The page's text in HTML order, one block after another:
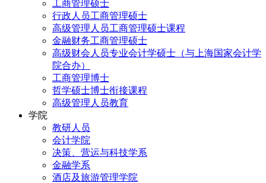
工商管理硕士
行政人员工商管理硕士
高级管理人员工商管理硕士课程
金融财务工商管理硕士
高级财会人员专业会计学硕士（与上海国家会计学
院合办）
工商管理博士
哲学硕士博士衔接课程
高级管理人员教育
学院
教研人员
会计学院
决策、营运与科技学系
金融学系
酒店及旅游管理学院